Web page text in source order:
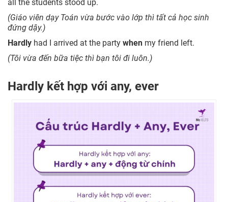
all the students stood up.
(Giáo viên dạy Toán vừa bước vào lớp thì tất cả học sinh
đứng dậy.)
Hardly had I arrived at the party when my friend left.
(Tôi vừa đến bữa tiệc thì bạn tôi đi luôn.)
Hardly kết hợp với any, ever